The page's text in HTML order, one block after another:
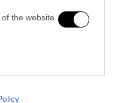
the website
protection.
για